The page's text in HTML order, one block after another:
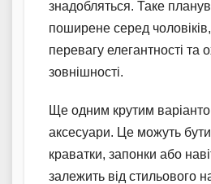
знадобляться. Таке
поширене серед
перевагу елегантності та
зовнішності.
Ще одним крутим
аксесуари. Це можуть бути
краватки, запонки або
залежить від стильового